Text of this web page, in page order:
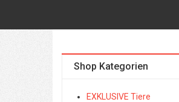
Shop Kategorien
EXKLUSIVE Tiere